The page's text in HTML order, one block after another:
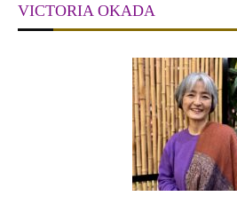
VICTORIA OKADA